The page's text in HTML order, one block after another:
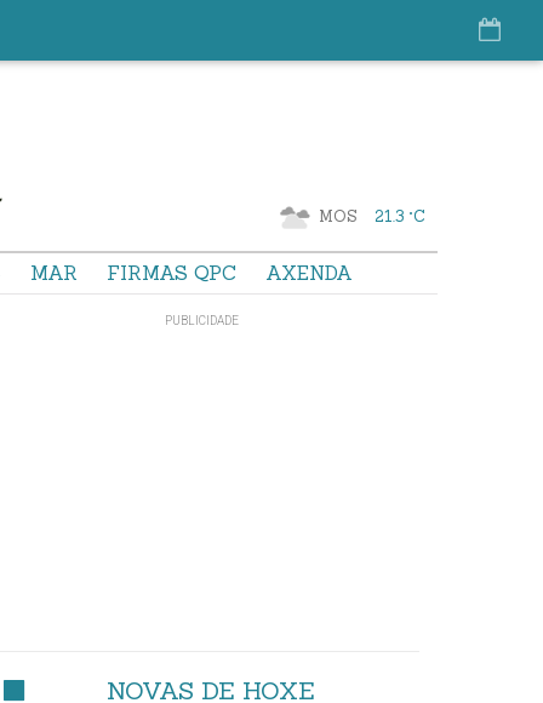
MOS 21.3 °C
MAR FIRMAS QPC AXENDA
NOVAS DE HOXE